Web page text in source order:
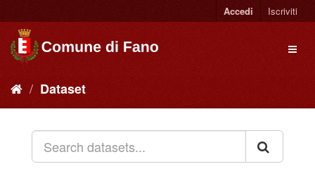
Accedi Iscriviti
Dataset